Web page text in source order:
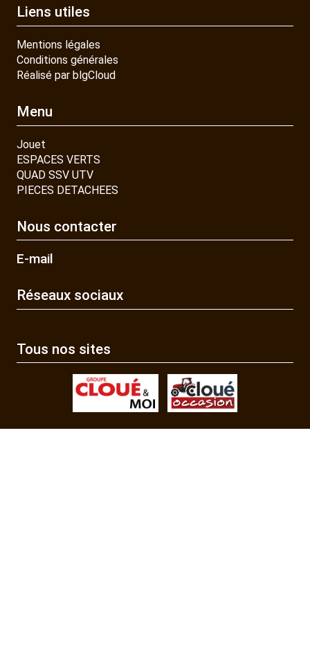
Liens utiles
Mentions légales
Conditions générales
Réalisé par blgCloud
Menu
Jouet
ESPACES VERTS
QUAD SSV UTV
PIECES DETACHEES
Nous contacter
E-mail
Réseaux sociaux
Tous nos sites